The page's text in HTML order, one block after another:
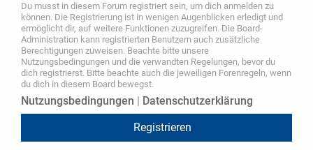
Du musst in diesem Forum registriert sein, um dich anmelden zu
können. Die Registrierung ist in wenigen Augenblicken erledigt und
ermöglicht dir, auf weitere Funktionen zuzugreifen. Die Board-
Administration kann registrierten Benutzern auch zusätzliche
Berechtigungen zuweisen. Beachte bitte unsere
Nutzungsbedingungen und die verwandten Regelungen, bevor du
dich registrierst. Bitte beachte auch die jeweiligen Forenregeln, wenn
du dich in diesem Board bewegst.
Nutzungsbedingungen
Datenschutzerklärung
Registrieren